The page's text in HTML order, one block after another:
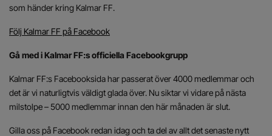
som händer kring Kalmar FF.
Följ Kalmar FF på Facebook
Gå med i Kalmar FF:s officiella Facebookgrupp
Kalmar FF:s Facebooksida har passerat över 4000 medlemmar och
det är vi naturligtvis väldigt glada över. Nu siktar vi vidare på nästa
milstolpe – 5000 medlemmar innan den här månaden är slut.
Gilla oss på Facebook redan idag och ta del av allt det senaste nytt